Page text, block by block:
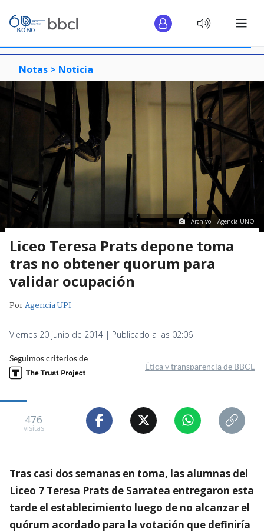
Notas > Noticia
Archivo | Agencia UNO
Liceo Teresa Prats depone toma
tras no obtener quorum para
validar ocupación
PorAgencia UPI
Viernes 20 junio de 2014 | Publicado a las 02:06
Seguimos criterios de
Ética y transparencia de BBCL
476
visitas
Tras casi dos semanas en toma, las alumnas del
Liceo 7 Teresa Prats de Sarratea entregaron esta
tarde el establecimiento luego de no alcanzar el
quórum acordado para la votación que definiría